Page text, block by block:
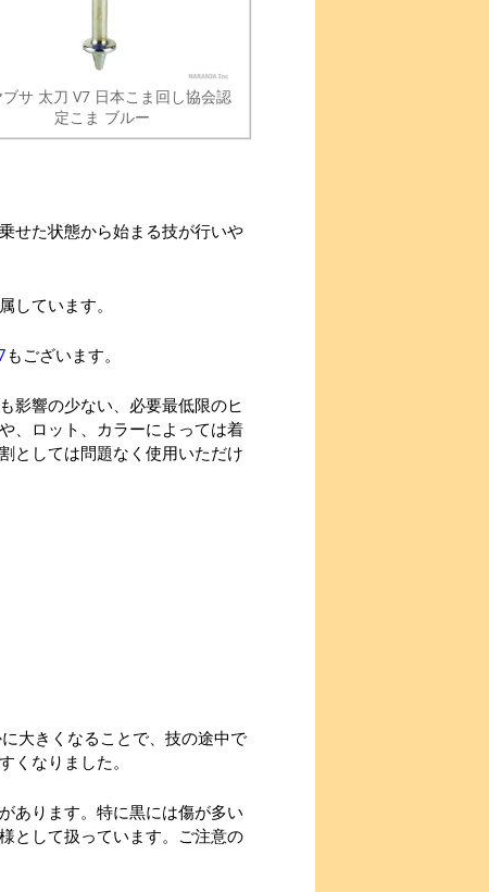
サ 太刀 V7 日本こま回し協会認
定こま ブルー
せた状態から始まる技が行いや
しています。
もございます。
影響の少ない、必要最低限のヒ
、ロット、カラーによっては着
としては問題なく使用いただけ
大きくなることで、技の途中で
くなりました。
あります。特に黒には傷が多い
として扱っています。ご注意の